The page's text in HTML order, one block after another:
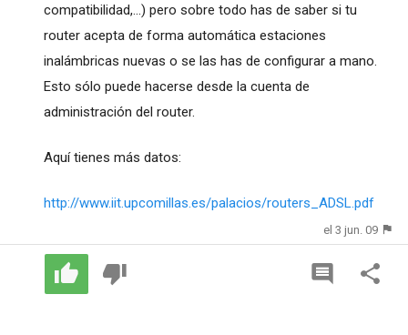
compatibilidad,...) pero sobre todo has de saber si tu
router acepta de forma automática estaciones
inalámbricas nuevas o se las has de configurar a mano.
Esto sólo puede hacerse desde la cuenta de
administración del router.
Aquí tienes más datos:
http://www.iit.upcomillas.es/palacios/routers_ADSL.pdf
el 3 jun. 09